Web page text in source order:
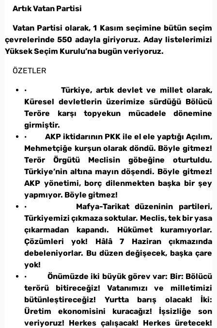
Artık Vatan Partisi
Vatan Partisi olarak, 1 Kasım seçimine bütün seçim
çevrelerinde 550 adayla giriyoruz. Aday listelerimizi
Yüksek Seçim Kurulu’na bugün veriyoruz.
ÖZETLER
· Türkiye, artık devlet ve millet olarak,
Küresel devletlerin üzerimize sürdüğü Bölücü
Teröre karşı topyekun mücadele dönemine
girmiştir.
·AKP iktidarının PKK ile el ele yaptığı Açılım,
Mehmetçiğe kurşun olarak döndü. Böyle gitmez!
Terör Örgütü Meclisin göbeğine oturtuldu.
Türkiye’nin altına mayın döşendi. Böyle gitmez!
AKP yönetimi, borç dilenmekten başka bir şey
yapmıyor. Böyle gitmez!
· Mafya-Tarikat düzeninin partileri,
Türkiyemizi çıkmaza soktular. Meclis, tek bir yasa
çıkarmadan kapandı. Hükümet kuramıyorlar.
Çözümleri yok! Hâlâ 7 Haziran çıkmazında
debeleniyorlar. Bu düzen değişecek, başka çare
yok!
· Önümüzde iki büyük görev var: Bir: Bölücü
terörü bitireceğiz! Vatanımızı ve milletimizi
bütünleştireceğiz! Yurtta barış olacak! İki:
Üretim ekonomisini kuracağız! İşsizliğe son
veriyoruz! Herkes çalışacak! Herkes üretecek!